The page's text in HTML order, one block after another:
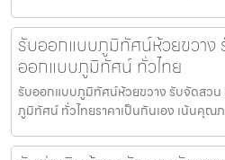
รับออกแบบภูมิทัศน์ห้วยขวาง
ออกแบบภูมิทัศน์ ทั่วไทย
รับออกแบบภูมิทัศน์ห้วยขวาง รับจัดสว
ภูมิทัศน์ ทั่วไทยราคาเป็นกันเอง เน้นคุณ